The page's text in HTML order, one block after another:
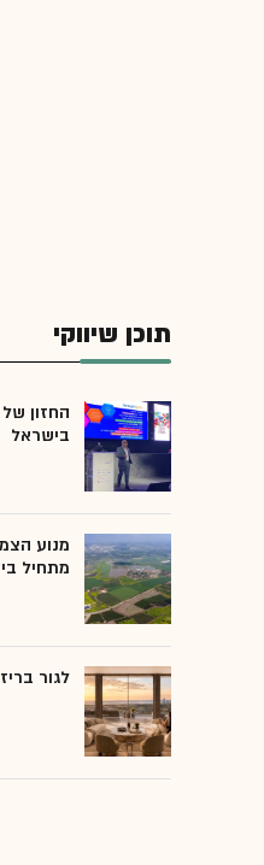
תוכן שיווקי
החזון
בישראל
מנוע
מתחיל
לגור